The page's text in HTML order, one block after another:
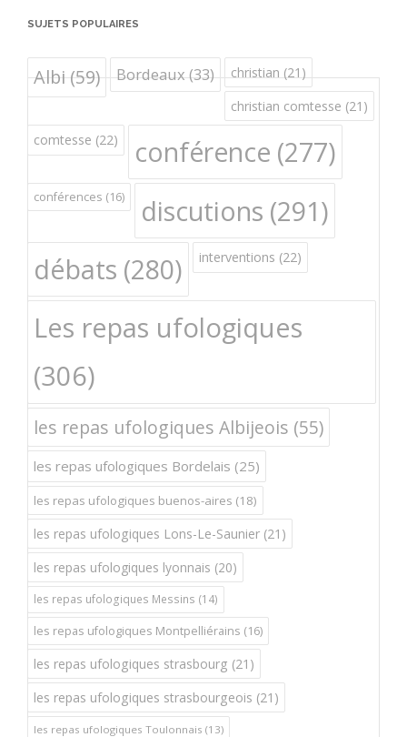
SUJETS POPULAIRES
Albi(59) Bordeaux(33) christian (21)
christian comtesse (21)
comtesse (22) conférence (277)
conférences (16) discutions (291)
débats (280) interventions (22)
Les repas ufologiques
(306)
les repas ufologiques Albijeois (55)
les repas ufologiques Bordelais (25)
les repas ufologiques buenos-aires (18)
les repas ufologiques Lons-Le-Saunier (21)
les repas ufologiques lyonnais (20)
les repas ufologiques Messins (14)
les repas ufologiques Montpelliérains (16)
les repas ufologiques strasbourg (21)
les repas ufologiques strasbourgeois (21)
les repas ufologiques Toulonnais (13)